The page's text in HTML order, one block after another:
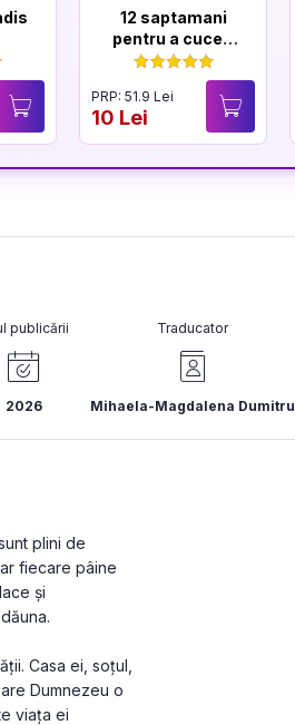
12 saptamani
pentru a cuceri
un Lord
PRP: 51.9 Lei
10 Lei
publicării
2026
Traducator
Mihaela-Magdalena Dumitru
plini de
fiecare pâine
și
Casa ei, soțul,
Dumnezeu o
viața ei